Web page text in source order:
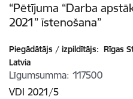
“Pētījuma “Darba
2021” īstenošana”
Piegādātājs / izpildītājs: Rīgas
Latvia
Līgumsumma 117500
VDI 2021/5